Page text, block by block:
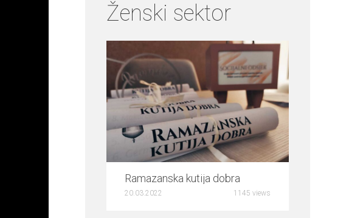
Ženski sektor
Ramazanska kutija dobra
20.03.2022 1145 views